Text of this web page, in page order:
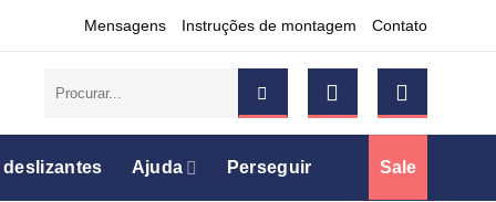
Mensagens Instruções de montagem Contato
por:
Ajuda Perseguir Sale